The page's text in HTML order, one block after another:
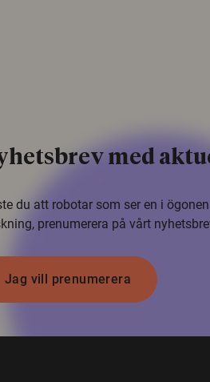
med
du att robotar som ser en i
prenumerera på vårt
Jag vill prenumerera